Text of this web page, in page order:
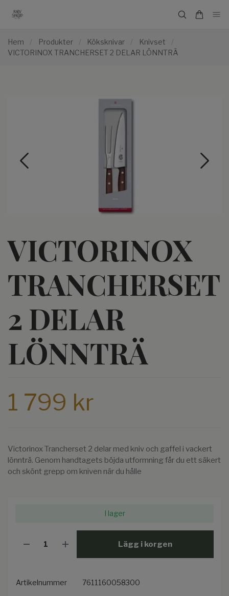
Hem / Produkter / Köksknivar / Knivset
/
VICTORINOX TRANCHERSET 2 DELAR LÖNNTRÄ
VICTORINOX
TRANCHERSET
2 DELAR
LÖNNTRÄ
1 799 kr
Victorinox Trancherset 2 delar med kniv och gaffel i vackert
lönnträ. Genom handtagets böjda utformning får du ett säkert
och skönt grepp om kniven när du hålle
I lager
Lägg i korgen
Artikelnummer 7611160058300